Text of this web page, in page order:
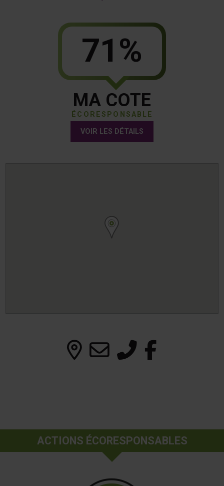
71%
MA COTE
ÉCORESPONSABLE
VOIR LES DÉTAILS
ACTIONS ÉCORESPONSABLES